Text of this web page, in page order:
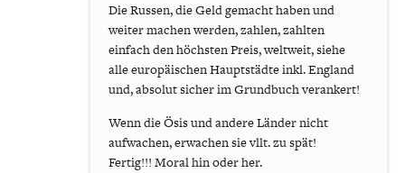
Die Russen, die Geld gemacht haben und
weiter machen werden, zahlen, zahlten
einfach den höchsten Preis, weltweit, siehe
alle europäischen Hauptstädte inkl. England
und, absolut sicher im Grundbuch verankert!
Wenn die Ösis und andere Länder nicht
aufwachen, erwachen sie vllt. zu spät!
Fertig!!! Moral hin oder her.